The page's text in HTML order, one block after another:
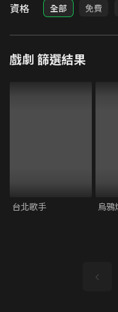
資格 全部 免費
戲劇 篩選結果
台北歌手 烏鴉